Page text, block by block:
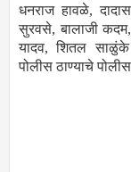
धनराज हावळे,
सुरवसे, बालाजी कदम,
यादव, शितल साळुंके
पोलीस ठाण्याचे